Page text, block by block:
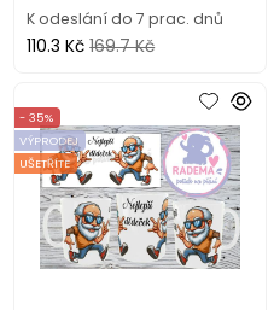
K odeslání do 7 prac. dnů
110.3 Kč 169.7 Kč
- 35%
VÝPRODEJ
UŠETŘÍTE